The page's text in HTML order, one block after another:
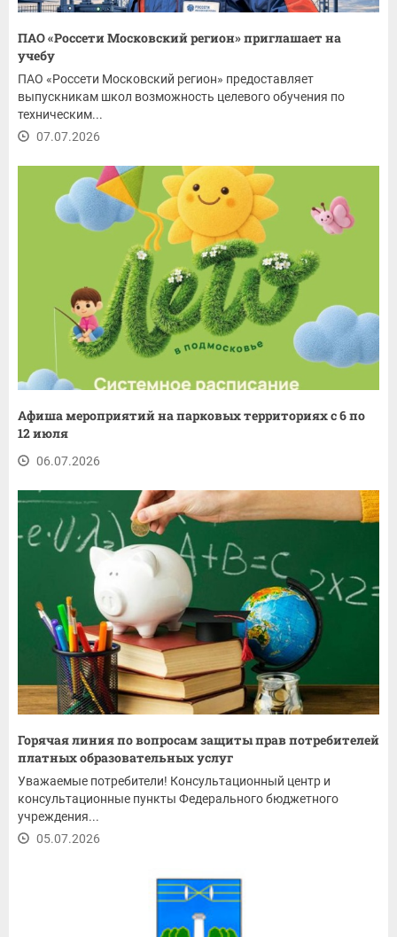
ПАО «Россети Московский регион» приглашает на
учебу
ПАО «Россети Московский регион» предоставляет
выпускникам школ возможность целевого обучения по
техническим...
07.07.2026
Афиша мероприятий на парковых территориях с 6 по
12 июля
06.07.2026
Горячая линия по вопросам защиты прав потребителей
платных образовательных услуг
Уважаемые потребители! Консультационный центр и
консультационные пункты Федерального бюджетного
учреждения...
05.07.2026